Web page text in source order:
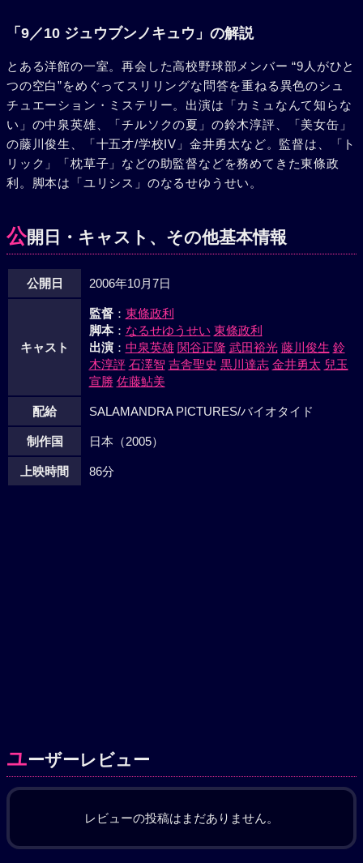
く。
「9／10 ジュウブンノキュウ」の解説
とある洋館の一室。再会した高校野球部メンバー “9人がひと
つの空白”をめぐってスリリングな問答を重ねる異色のシュ
チュエーション・ミステリー。出演は「カミュなんて知らな
い」の中泉英雄、「チルソクの夏」の鈴木淳評、「美女缶」
の藤川俊生、「十五才/学校IV」金井勇太など。監督は、「ト
リック」「枕草子」などの助監督などを務めてきた東條政
利。脚本は「ユリシス」のなるせゆうせい。
公開日・キャスト、その他基本情報
公開日 2006年10月7日
キャスト
監督： 東條政利
脚本： なるせゆうせい 東條政利
出演： 中泉英雄 関谷正隆 武田裕光 藤川俊生 鈴
木淳評 石澤智 吉舎聖史 黒川達志 金井勇太 兒玉
宣勝 佐藤鮎美
配給 SALAMANDRA PICTURES/バイオタイド
制作国 日本（2005）
上映時間 86分
ユーザーレビュー
レビューの投稿はまだありません。